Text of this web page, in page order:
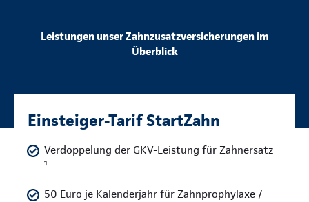
Leistungen unser Zahnzusatzversicherungen im
Überblick
Einsteiger-Tarif StartZahn
Verdoppelung der GKV-Leistung für Zahnersatz
¹
50 Euro je Kalenderjahr für Zahnprophylaxe /